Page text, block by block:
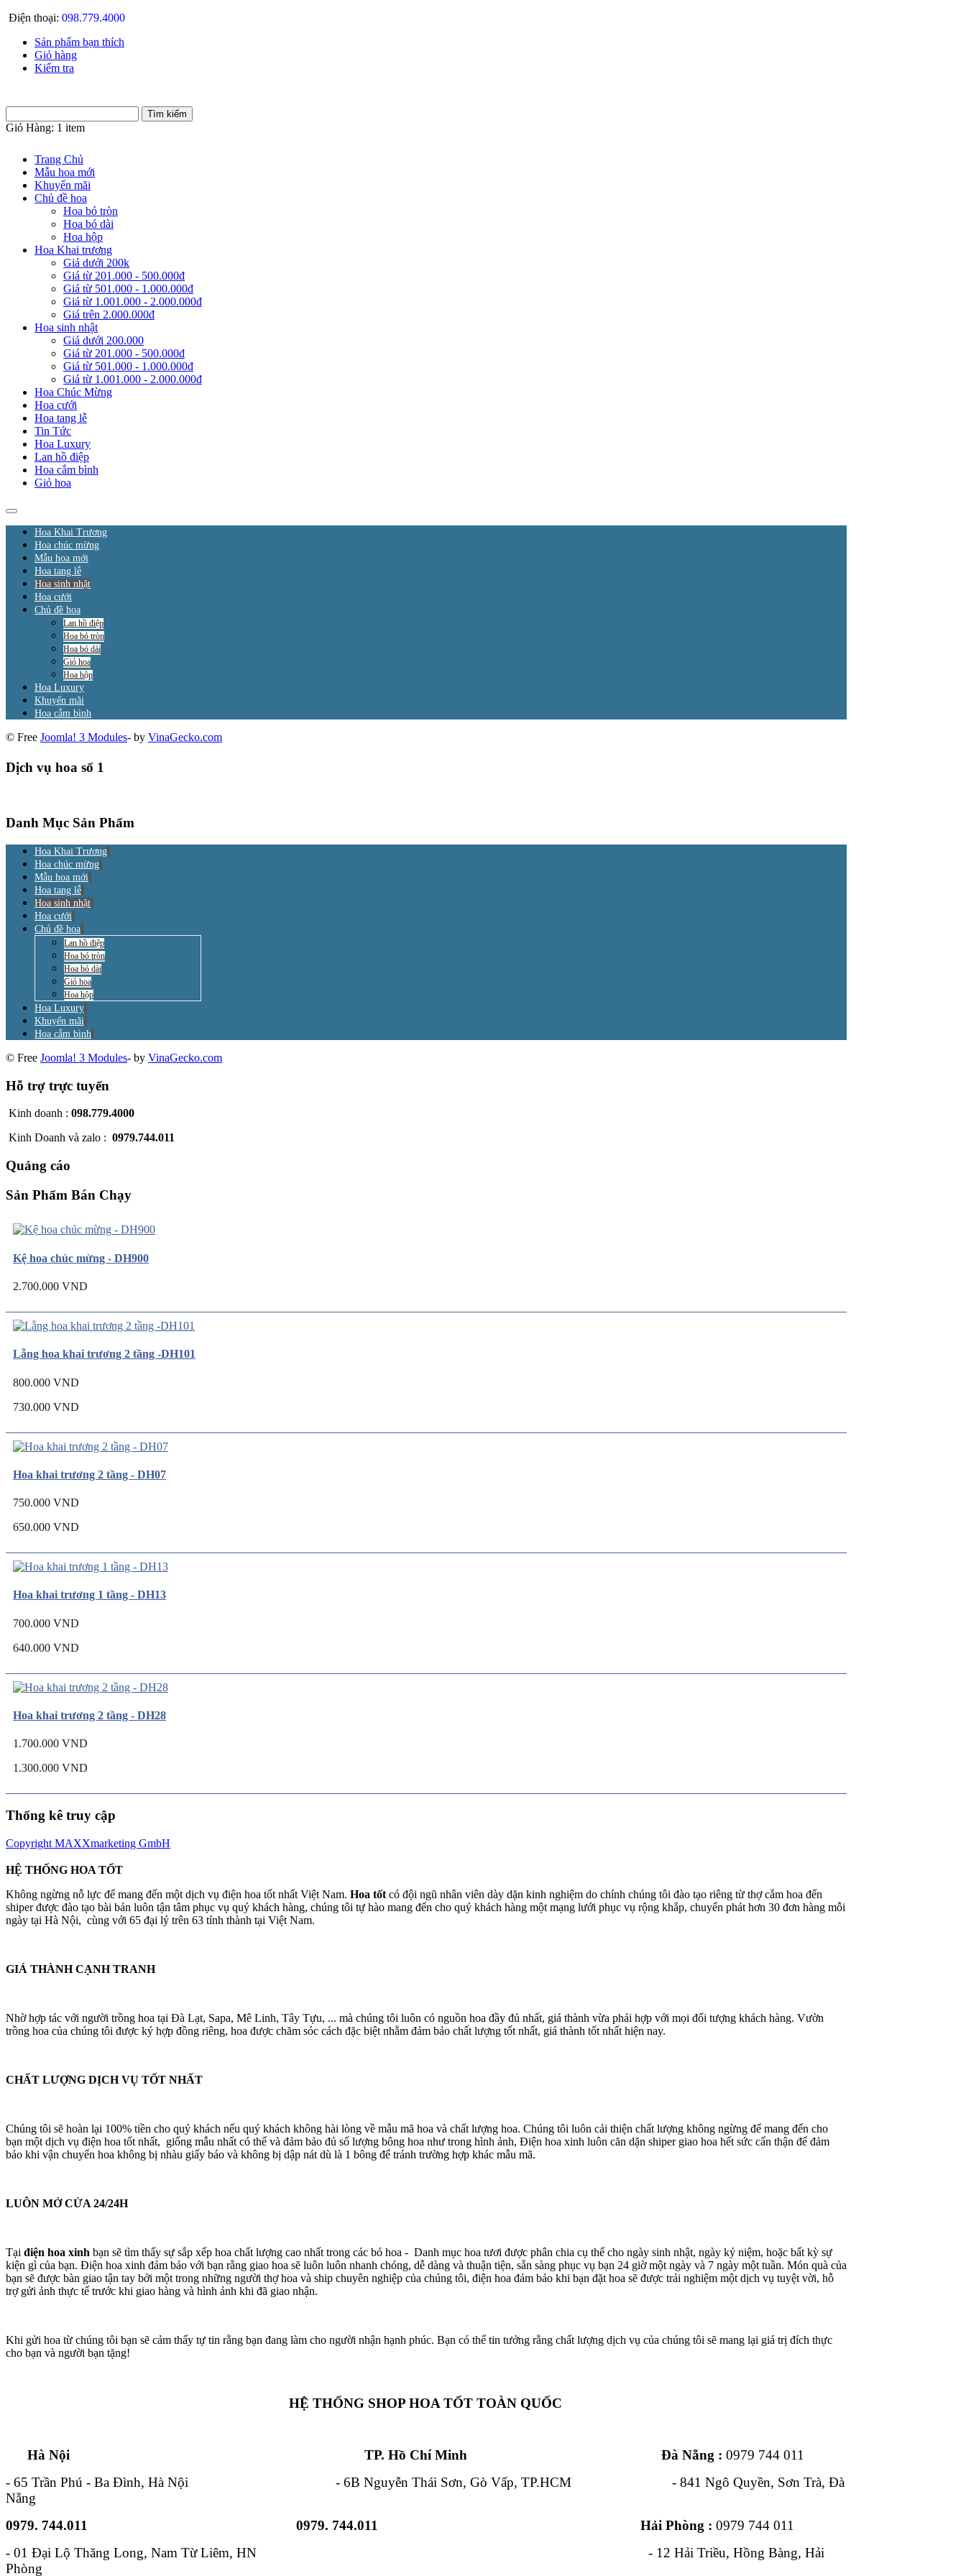
Điện thoại: 098.779.4000
Sản phẩm bạn thích
Giỏ hàng
Kiểm tra
Giỏ Hàng: 1 item
Trang Chủ
Mẫu hoa mới
Khuyến mãi
Chủ đề hoa
Hoa bó tròn
Hoa bó dài
Hoa hộp
Hoa Khai trương
Giá dưới 200k
Giá từ 201.000 - 500.000đ
Giá từ 501.000 - 1.000.000đ
Giá từ 1.001.000 - 2.000.000đ
Giá trên 2.000.000đ
Hoa sinh nhật
Giá dưới 200.000
Giá từ 201.000 - 500.000đ
Giá từ 501.000 - 1.000.000đ
Giá từ 1.001.000 - 2.000.000đ
Hoa Chúc Mừng
Hoa cưới
Hoa tang lễ
Tin Tức
Hoa Luxury
Lan hồ điệp
Hoa cắm bình
Giỏ hoa
Hoa Khai Trương
Hoa chúc mừng
Mẫu hoa mới
Hoa tang lễ
Hoa sinh nhật
Hoa cưới
Chủ đề hoa
Lan hồ điệp
Hoa bó tròn
Hoa bó dài
Giỏ hoa
Hoa hộp
Hoa Luxury
Khuyến mãi
Hoa cắm bình
© Free Joomla! 3 Modules- by VinaGecko.com
Dịch vụ hoa số 1
Danh Mục Sản Phẩm
Hoa Khai Trương
Hoa chúc mừng
Mẫu hoa mới
Hoa tang lễ
Hoa sinh nhật
Hoa cưới
Chủ đề hoa
Lan hồ điệp
Hoa bó tròn
Hoa bó dài
Giỏ hoa
Hoa hộp
Hoa Luxury
Khuyến mãi
Hoa cắm bình
© Free Joomla! 3 Modules- by VinaGecko.com
Hỗ trợ trực tuyến
Kinh doanh : 098.779.4000
Kinh Doanh và zalo : 0979.744.011
Quảng cáo
Sản Phẩm Bán Chạy
Kệ hoa chúc mừng - DH900
2.700.000 VND
Lẵng hoa khai trương 2 tầng -DH101
800.000 VND
730.000 VND
Hoa khai trương 2 tầng - DH07
750.000 VND
650.000 VND
Hoa khai trương 1 tầng - DH13
700.000 VND
640.000 VND
Hoa khai trương 2 tầng - DH28
1.700.000 VND
1.300.000 VND
Thống kê truy cập
Copyright MAXXmarketing GmbH
HỆ THỐNG HOA TỐT
Không ngừng nỗ lực để mang đến một dịch vụ điện hoa tốt nhất Việt Nam. Hoa tốt có đội ngũ nhân viên dày dặn kinh nghiệm do chính chúng tôi đào tạo riêng từ thợ cắm hoa đến
shiper được đào tạo bài bản luôn tận tâm phục vụ quý khách hàng, chúng tôi tự hào mang đến cho quý khách hàng một mạng lưới phục vụ rộng khắp, chuyển phát hơn 30 đơn hàng mỗi
ngày tại Hà Nội, cùng với 65 đại lý trên 63 tỉnh thành tại Việt Nam.
GIÁ THÀNH CẠNH TRANH
Nhờ hợp tác với người trồng hoa tại Đà Lạt, Sapa, Mê Linh, Tây Tựu, ... mà chúng tôi luôn có nguồn hoa đầy đủ nhất, giá thành vừa phải hợp với mọi đối tượng khách hàng. Vườn
trồng hoa của chúng tôi được ký hợp đồng riêng, hoa được chăm sóc cách đặc biệt nhằm đảm bảo chất lượng tốt nhất, giá thành tốt nhất hiện nay.
CHẤT LƯỢNG DỊCH VỤ TỐT NHẤT
Chúng tôi sẽ hoàn lại 100% tiền cho quý khách nếu quý khách không hài lòng về mẫu mã hoa và chất lượng hoa. Chúng tôi luôn cải thiện chất lượng không ngừng để mang đến cho
bạn một dịch vụ điện hoa tốt nhất, giống mẫu nhất có thể và đảm bảo đủ số lượng bông hoa như trong hình ảnh, Điện hoa xinh luôn căn dặn shiper giao hoa hết sức cẩn thận để đảm
bảo khi vận chuyển hoa không bị nhàu giấy báo và không bị dập nát dù là 1 bông để tránh trường hợp khác mẫu mã.
LUÔN MỞ CỬA 24/24H
Tại điện hoa xinh bạn sẽ tìm thấy sự sắp xếp hoa chất lượng cao nhất trong các bó hoa - Danh mục hoa tươi được phân chia cụ thể cho ngày sinh nhật, ngày kỷ niệm, hoặc bất kỳ sự
kiện gì của bạn. Điện hoa xinh đảm bảo với bạn rằng giao hoa sẽ luôn luôn nhanh chóng, dễ dàng và thuận tiện, sẵn sàng phục vụ bạn 24 giờ một ngày và 7 ngày một tuần. Món quà của
bạn sẽ được bàn giao tận tay bởi một trong những người thợ hoa và ship chuyên nghiệp của chúng tôi, điện hoa đảm bảo khi bạn đặt hoa sẽ được trải nghiệm một dịch vụ tuyệt vời, hỗ
trợ gửi ảnh thực tế trước khi giao hàng và hình ảnh khi đã giao nhận.
Khi gửi hoa từ chúng tôi bạn sẽ cảm thấy tự tin rằng bạn đang làm cho người nhận hạnh phúc. Bạn có thể tin tưởng rằng chất lượng dịch vụ của chúng tôi sẽ mang lại giá trị đích thực
cho bạn và người bạn tặng!
HỆ THỐNG SHOP HOA TỐT TOÀN QUỐC
Hà Nội TP. Hồ Chí Minh Đà Nẵng : 0979 744 011
- 65 Trần Phú - Ba Đình, Hà Nội - 6B Nguyễn Thái Sơn, Gò Vấp, TP.HCM - 841 Ngô Quyền, Sơn Trà, Đà
Nẵng
0979. 744.011
0979. 744.011 Hải Phòng : 0979 744 011
- 01 Đại Lộ Thăng Long, Nam Từ Liêm, HN - 12 Hải Triều, Hồng Bàng, Hải
Phòng